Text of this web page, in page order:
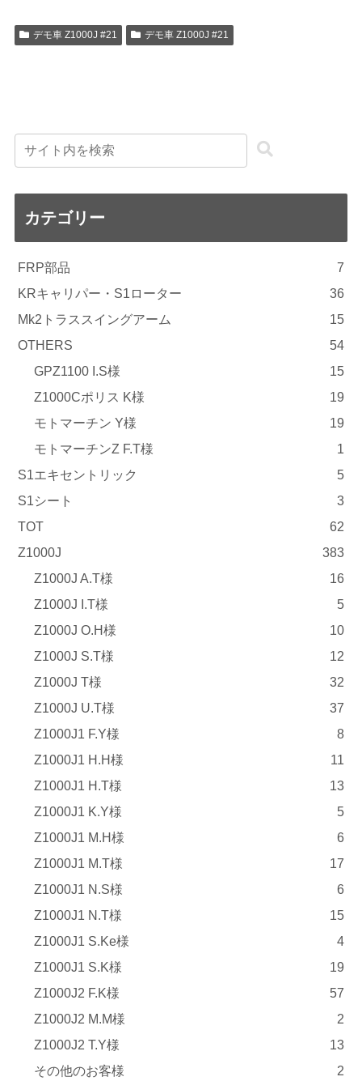
デモ車 Z1000J #21 デモ車 Z1000J #21
カテゴリー
FRP部品
7
KRキャリパー・S1ローター
36
Mk2トラススイングアーム
15
OTHERS
54
GPZ1100 I.S様
15
Z1000Cポリス K様
19
モトマーチン Y様
19
モトマーチンZ F.T様
1
S1エキセントリック
5
S1シート
3
TOT
62
Z1000J
383
Z1000J A.T様
16
Z1000J I.T様
5
Z1000J O.H様
10
Z1000J S.T様
12
Z1000J T様
32
Z1000J U.T様
37
Z1000J1 F.Y様
8
Z1000J1 H.H様
11
Z1000J1 H.T様
13
Z1000J1 K.Y様
5
Z1000J1 M.H様
6
Z1000J1 M.T様
17
Z1000J1 N.S様
6
Z1000J1 N.T様
15
Z1000J1 S.Ke様
4
Z1000J1 S.K様
19
Z1000J2 F.K様
57
Z1000J2 M.M様
2
Z1000J2 T.Y様
13
その他のお客様
2